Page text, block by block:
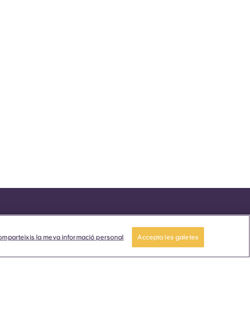
la meva informació personal Accepta les galetes